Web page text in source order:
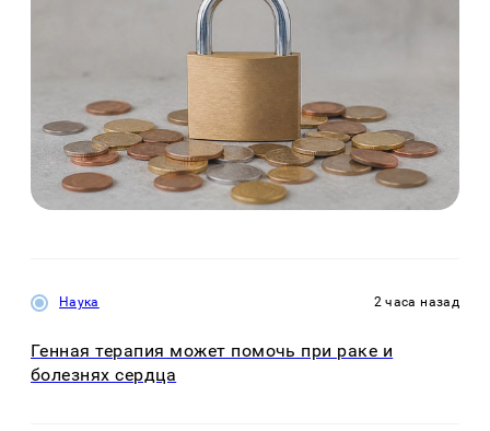
Наука 2 часа назад
Генная терапия может помочь при раке и
болезнях сердца